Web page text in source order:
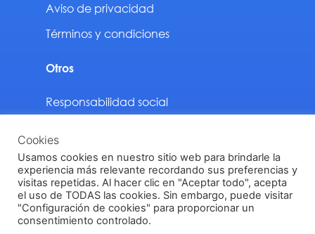
Aviso de privacidad
Términos y condiciones
Otros
Responsabilidad social
Descargas
Vinilit Todos los derechos reservados © 2024
Cookies
Usamos cookies en nuestro sitio web para brindarle la
experiencia más relevante recordando sus preferencias y
visitas repetidas. Al hacer clic en "Aceptar todo", acepta
el uso de TODAS las cookies. Sin embargo, puede visitar
"Configuración de cookies" para proporcionar un
consentimiento controlado.